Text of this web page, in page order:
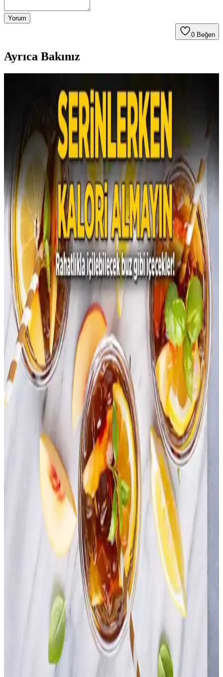
Yorum
0 Beğen
Ayrıca Bakınız
Çocuklar İçin Dengeli ve Çeşitli Atıştırmalık Tepsileri
Hazırlama Rehberi
Çocukların spor aktivitelerinde enerji ihtiyacını karşılayan dengeli
atıştırmalık tepsileri; meyve, sebze, protein ve çeşitli lezzetlerle
sağlıklı beslenmeyi destekler. Yaşa göre özelleştirilen seçenekler
Aile Ortamında Sağlıklı Beslenme: Ebeveynlerin
Alışverişinde Beslenme Kalitesini Artırma
Yöntemleri
Ebeveynlerin alışveriş ve yemek hazırladığı evde sağlıklı beslenme,
iletişim, sorumluluk alma ve küçük değişikliklerle mümkün hale
gelir. Yemek yapmayı öğrenmek ve porsiyon kontrolü önemlidir.
Pre-Teen Çocuklarda Sağlıklı Kalori Artırma
Yöntemleri ve Beslenme Stratejileri
Pre-teen çocukların büyüme döneminde sağlıklı kalori alımını
artırmak için protein, sağlıklı yağlar ve lif açısından zengin
besinlerin dengeli tüketimi önemlidir. Porsiyon artırımı ve kalori
yoğun gıdalar önerilir.
Aileler İçin Market Harcamalarını Azaltmanın Etkili
Yöntemleri ve Stratejileri
Kalabalık ailelerde gıda harcamalarını azaltmak için market seçimi,
indirim takibi, toplu yemek pişirme, ev yapımı alternatifler ve
planlama gibi stratejiler maliyetleri düşürür ve sağlıklı beslenmeyi
destekler.
Az Kullanılan Tahıllar: Farro, Arpa, Teff,
Karabuğday ve Milletin Besin Değerleri ve
Kullanımı
Farro, arpa, teff, karabuğday ve millet gibi az kullanılan tahıllar,
farklı tatları ve yüksek besin değerleriyle mutfaklarda çeşitlilik sunar.
Pişirme ve depolama önerileriyle sağlıklı beslenmeye katkı sağlarlar.
Yiyecek ve Ev İhtiyaçları Bütçesini Etkin Yönetme
Yöntemleri ve Tasarruf Stratejileri
İki yetişkin ve evcil hayvanlı aileler için aylık 400-500 dolar bütçe
ile ekonomik beslenme ve ev ihtiyaçları yönetimi. Yüksek proteinli
beslenmede uygun fiyatlı alternatifler ve tasarruflu temizlik ürünleri
Yemek Pişirme Tükenmişliği ve Basit, Dengeli
Akşam Yemekleri İçin Pratik Öneriler
Yemek pişirme tükenmişliği, tekrar eden menüler ve yorgunlukla
ortaya çıkar. Dengeli beslenme, pratik tarifler ve iyi planlama ile
yemek hazırlama süreci kolaylaşır ve çeşitlenir.
Temiz Beslenmede İçeceklerin İçeriklerine
Odaklanmanın Önemi ve Kalori Takibi
Temiz beslenmede kalori takibinden çok içeceklerin içeriklerine
dikkat etmek gerekir. Şekerli ve katkılı içecekler gizli kalori
kaynağıdır. Su, sade kahve ve bitki çayları sağlıklı tercihlerdir.